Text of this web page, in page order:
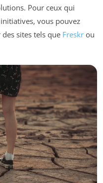
Pour ceux qui
vous pouvez
sites tels que Freskr ou